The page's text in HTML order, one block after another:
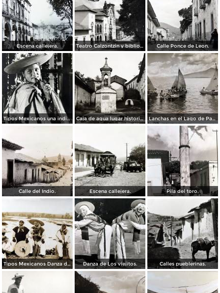
Escena callejera. Teatro Calzontzin y biblioteca publica. Calle Ponce de Leon.
Tipos Mexicanos una india Huananche. Caja de agua lugar historico. Lanchas en el Lago de Patzcuaro.
Calle del Indio. Escena callejera. Pila del toro.
Tipos Mexicanos Danza de Los viejitos.. Danza de Los viejitos. Calles pueblerinas.